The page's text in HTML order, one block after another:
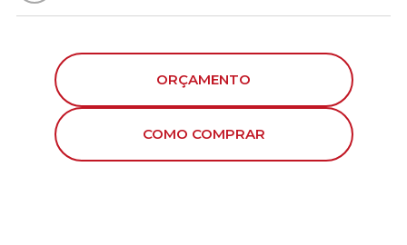
ORÇAMENTO
COMO COMPRAR